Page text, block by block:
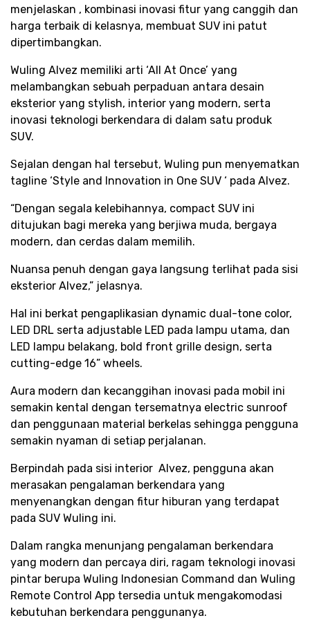
menjelaskan , kombinasi inovasi fitur yang canggih dan
harga terbaik di kelasnya, membuat SUV ini patut
dipertimbangkan.
Wuling Alvez memiliki arti ‘All At Once’ yang
melambangkan sebuah perpaduan antara desain
eksterior yang stylish, interior yang modern, serta
inovasi teknologi berkendara di dalam satu produk
SUV.
Sejalan dengan hal tersebut, Wuling pun menyematkan
tagline ‘Style and Innovation in One SUV ‘ pada Alvez.
“Dengan segala kelebihannya, compact SUV ini
ditujukan bagi mereka yang berjiwa muda, bergaya
modern, dan cerdas dalam memilih.
Nuansa penuh dengan gaya langsung terlihat pada sisi
eksterior Alvez,” jelasnya.
Hal ini berkat pengaplikasian dynamic dual-tone color,
LED DRL serta adjustable LED pada lampu utama, dan
LED lampu belakang, bold front grille design, serta
cutting-edge 16” wheels.
Aura modern dan kecanggihan inovasi pada mobil ini
semakin kental dengan tersematnya electric sunroof
dan penggunaan material berkelas sehingga pengguna
semakin nyaman di setiap perjalanan.
Berpindah pada sisi interior Alvez, pengguna akan
merasakan pengalaman berkendara yang
menyenangkan dengan fitur hiburan yang terdapat
pada SUV Wuling ini.
Dalam rangka menunjang pengalaman berkendara
yang modern dan percaya diri, ragam teknologi inovasi
pintar berupa Wuling Indonesian Command dan Wuling
Remote Control App tersedia untuk mengakomodasi
kebutuhan berkendara penggunanya.